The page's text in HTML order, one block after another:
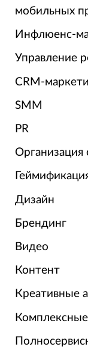
мобильных
Инфлюенс-
Управление
CRM-
SMM
PR
Организация
Дизайн
Брендинг
Видео
Контент
Креативные